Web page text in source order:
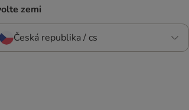
zemi
Česká republika / cs